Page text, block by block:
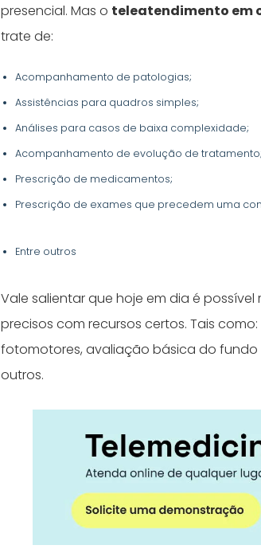
presencial. Mas o teleatendimento em
trate de:
Acompanhamento de patologias;
Assistências para quadros simples;
Análises para casos de baixa complexidade;
Acompanhamento de evolução de tratamento;
Prescrição de medicamentos;
Prescrição de exames que precedem uma
Entre outros
Vale salientar que hoje em dia é
precisos com recursos certos. Tais
fotomotores, avaliação básica do fundo
outros.